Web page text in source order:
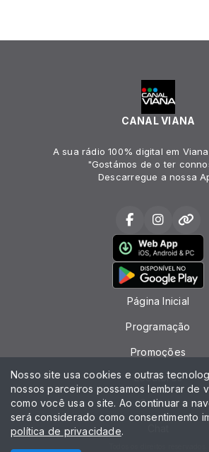
CANAL VIANA
A sua rádio 100% digital em
"Gostámos de o ter
Descarregue a nossa
Página Inicial
Programação
Promoções
Locutores
Contato
Nosso site usa cookies e outras
nossos parceiros possamos lembrar de
como você usa o site. Ao continuar a
será considerado como consentimento
política de privacidade.